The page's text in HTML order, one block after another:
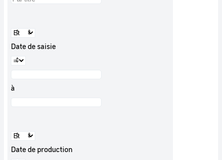
Date de saisie
à
Date de production